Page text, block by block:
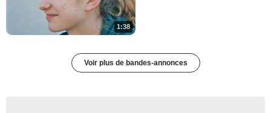
1:38
Voir plus de bandes-annonces